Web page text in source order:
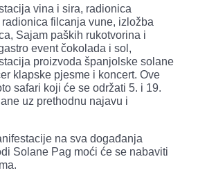
vina i sira, radionica
filcanja vune, izložba
Sajam paških rukotvorina i
event čokolada i sol,
proizvoda španjolske solane
klapske pjesme i koncert. Ove
safari koji će se održati 5. i 19.
uz prethodnu najavu i
na sva događanja
Solane Pag moći će se nabaviti